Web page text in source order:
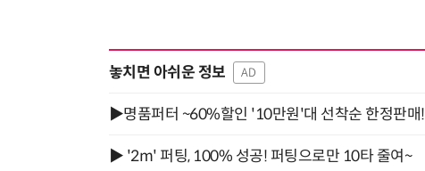
놓치면 아쉬운 정보 AD
▶명품퍼터 ~60%할인 '10만원'대 선착순 한정판매!
▶ '2m' 퍼팅, 100% 성공! 퍼팅으로만 10타 줄여~